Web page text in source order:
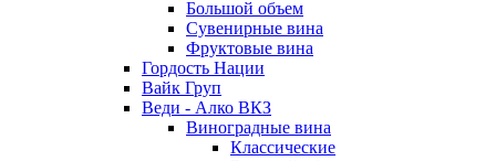
Большой объем
Сувенирные вина
Фруктовые вина
Гордость Нации
Вайк Груп
Веди - Алко ВКЗ
Виноградные вина
Классические